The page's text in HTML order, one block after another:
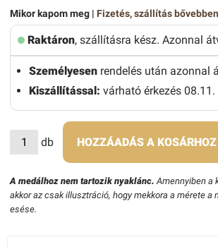
Mikor kapom meg | Fizetés, szállítás bővebben
Raktáron, szállításra kész. Azonnal
Személyesen rendelés után azonnal
Kiszállítással: várható érkezés 08.11.
db HOZZÁADÁS A KOSÁRHOZ
A medálhoz nem tartozik nyaklánc. Amennyiben a
akkor az csak illusztráció, hogy mekkora a mérete a
esése.